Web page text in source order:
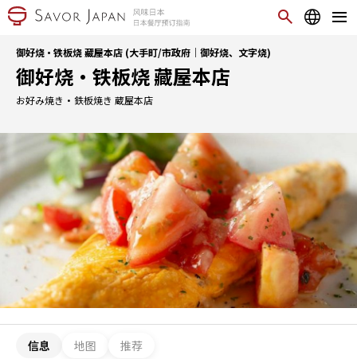
御好烧・铁板烧 藏屋本店 (大手町/市政府｜御好烧、文字烧)
御好烧・铁板烧 藏屋本店
お好み焼き・鉄板焼き 蔵屋本店
信息 地图 推荐